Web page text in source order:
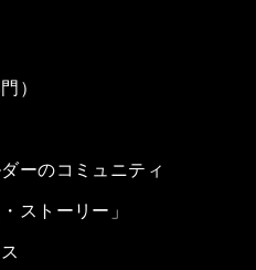
）
ーのコミュニティ
ストーリー」